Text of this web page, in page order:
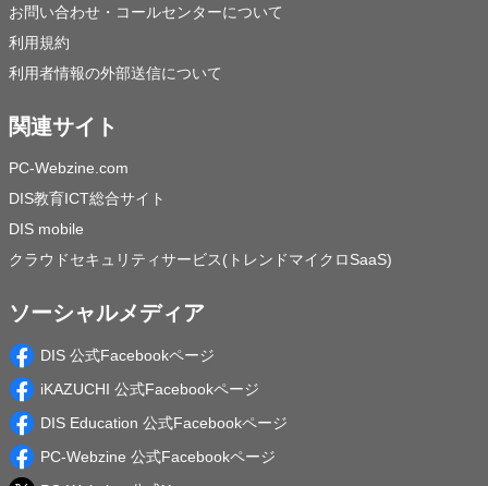
お問い合わせ・コールセンターについて
利用規約
利用者情報の外部送信について
関連サイト
PC-Webzine.com
DIS教育ICT総合サイト
DIS mobile
クラウドセキュリティサービス(トレンドマイクロSaaS)
ソーシャルメディア
DIS 公式Facebookページ
iKAZUCHI 公式Facebookページ
DIS Education 公式Facebookページ
PC-Webzine 公式Facebookページ